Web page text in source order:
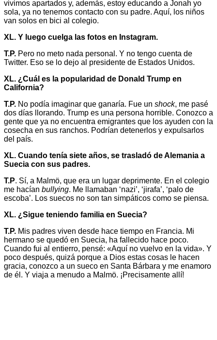
vivimos apartados y, además, estoy educando a Jonah yo
sola, ya no tenemos contacto con su padre. Aquí, los niños
van solos en bici al colegio.
XL. Y luego cuelga las fotos en Instagram.
T.P. Pero no meto nada personal. Y no tengo cuenta de
Twitter. Eso se lo dejo al presidente de Estados Unidos.
XL. ¿Cuál es la popularidad de Donald Trump en
California?
T.P. No podía imaginar que ganaría. Fue un shock, me pasé
dos días llorando. Trump es una persona horrible. Conozco a
gente que ya no encuentra emigrantes que los ayuden con la
cosecha en sus ranchos. Podrían detenerlos y expulsarlos
del país.
XL. Cuando tenía siete años, se trasladó de Alemania a
Suecia con sus padres.
T.P. Sí, a Malmö, que era un lugar deprimente. En el colegio
me hacían bullying. Me llamaban ‘nazi’, ‘jirafa’, ‘palo de
escoba’. Los suecos no son tan simpáticos como se piensa.
XL. ¿Sigue teniendo familia en Suecia?
T.P. Mis padres viven desde hace tiempo en Francia. Mi
hermano se quedó en Suecia, ha fallecido hace poco.
Cuando fui al entierro, pensé: «Aquí no vuelvo en la vida». Y
poco después, quizá porque a Dios estas cosas le hacen
gracia, conozco a un sueco en Santa Bárbara y me enamoro
de él. Y viaja a menudo a Malmö. ¡Precisamente allí!